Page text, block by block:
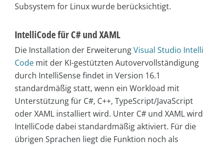
Subsystem for Linux wurde berücksichtigt.
IntelliCode für C# und XAML
Die Installation der ErweiterungVisual Studio Intelli
Code mit der KI-gestützten Autovervollständigung
durch IntelliSense findet in Version 16.1
standardmäßig statt, wenn ein Workload mit
Unterstützung für C#, C++, TypeScript/JavaScript
oder XAML installiert wird. Unter C# und XAML wird
IntelliCode dabei standardmäßig aktiviert. Für die
übrigen Sprachen liegt die Funktion noch als